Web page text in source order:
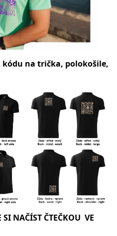
na trička, polokošile,
SI NAČÍST ČTEČKOU VE